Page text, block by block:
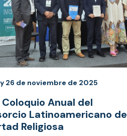
26 de noviembre de 2025
Coloquio Anual del
Latinoamericano de
Religiosa